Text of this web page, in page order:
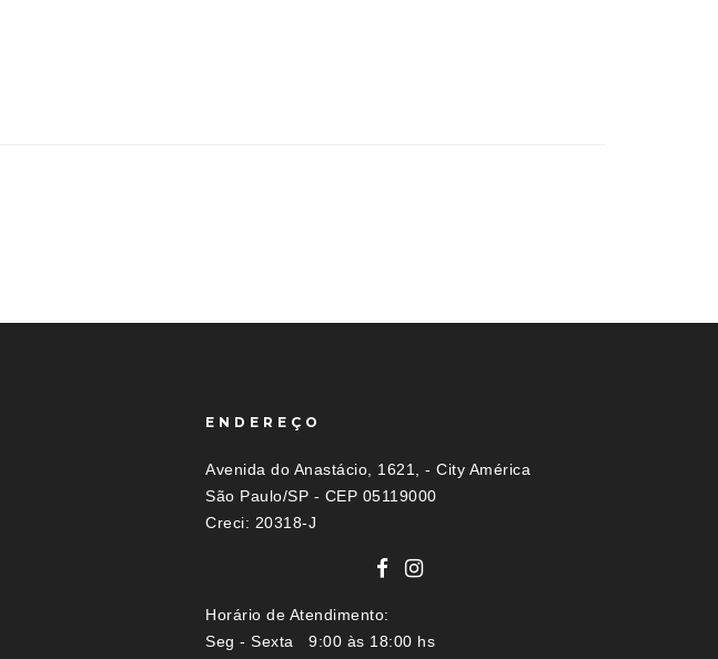
ENDEREÇO
Avenida do Anastácio, 1621, - City América
São Paulo/SP - CEP 05119000
Creci: 20318-J
Horário de Atendimento:
Seg - Sexta 9:00 às 18:00 hs